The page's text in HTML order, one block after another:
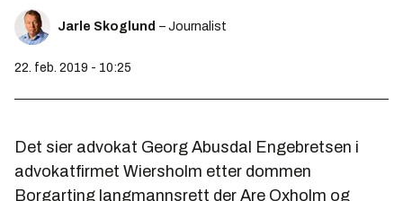
Jarle Skoglund – Journalist
22. feb. 2019 - 10:25
Det sier advokat Georg Abusdal Engebretsen i
advokatfirmet Wiersholm etter dommen
Borgarting langmannsrett der Are Oxholm og